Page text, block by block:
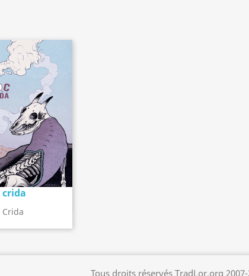
crida
Crida
l'album
Tous droits réservés TradLor.org